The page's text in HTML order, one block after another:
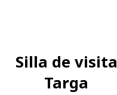
Silla de visita
Targa